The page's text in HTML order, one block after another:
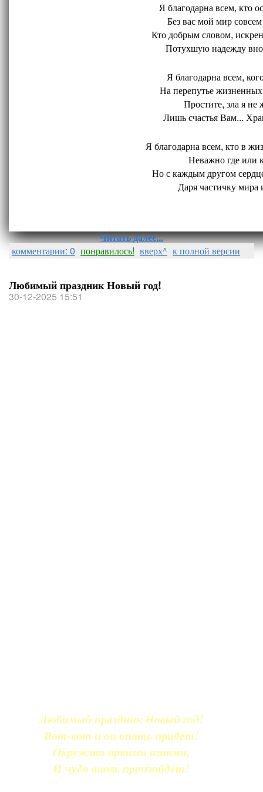
Я благодарна всем, кто
Без вас мой мир
Кто добрым словом,
Потухшую надежду
Я благодарна всем,
На перепутье
Простите, зла я не
Лишь счастья Вам...
Я благодарна всем, кто в
Неважно где или
Но с каждым другом
Даря частичку мира
Читать далее...
комментарии: 0 понравилось! вверх^ к полной версии
Любимый праздник Новый год!
30-12-2025 15:51
Любимый праздник Новый год!
Вот-вот и он опять придёт!
Окружит яркими огнями,
И чудо вновь произойдёт!